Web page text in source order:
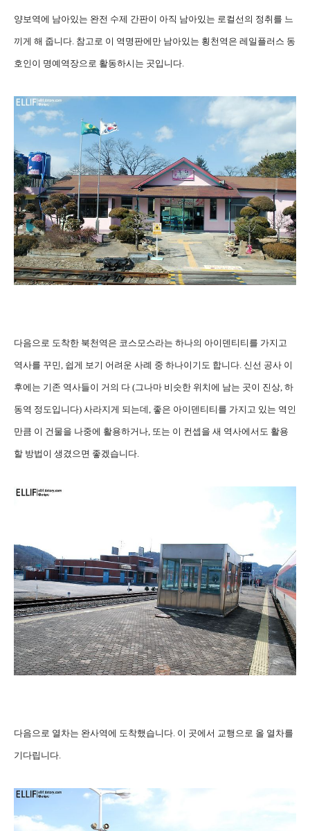
양보역에 남아있는 완전 수제 간판이 아직 남아있는 로컬선의 정취를 느
끼게 해 줍니다. 참고로 이 역명판에만 남아있는 횡천역은 레일플러스 동
호인이 명예역장으로 활동하시는 곳입니다.
다음으로 도착한 북천역은 코스모스라는 하나의 아이덴티티를 가지고
역사를 꾸민, 쉽게 보기 어려운 사례 중 하나이기도 합니다. 신선 공사 이
후에는 기존 역사들이 거의 다 (그나마 비슷한 위치에 남는 곳이 진상, 하
동역 정도입니다) 사라지게 되는데, 좋은 아이덴티티를 가지고 있는 역인
만큼 이 건물을 나중에 활용하거나, 또는 이 컨셉을 새 역사에서도 활용
할 방법이 생겼으면 좋겠습니다.
다음으로 열차는 완사역에 도착했습니다. 이 곳에서 교행으로 올 열차를
기다립니다.